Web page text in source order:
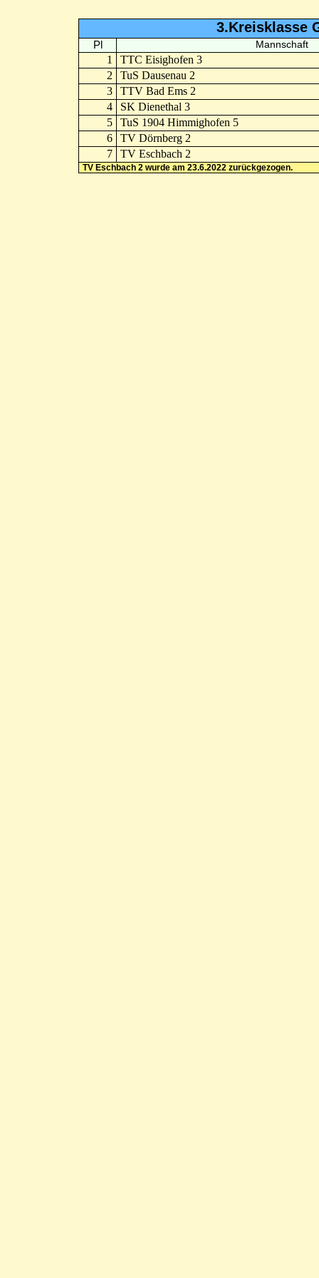
3.Kreisklasse
Pl Mannschaft
1
TTC Eisighofen 3
2
TuS Dausenau 2
3
TTV Bad Ems 2
4
SK Dienethal 3
5
TuS 1904 Himmighofen 5
6
TV Dörnberg 2
7
TV Eschbach 2
TV Eschbach 2 wurde am 23.6.2022 zurückgezogen.